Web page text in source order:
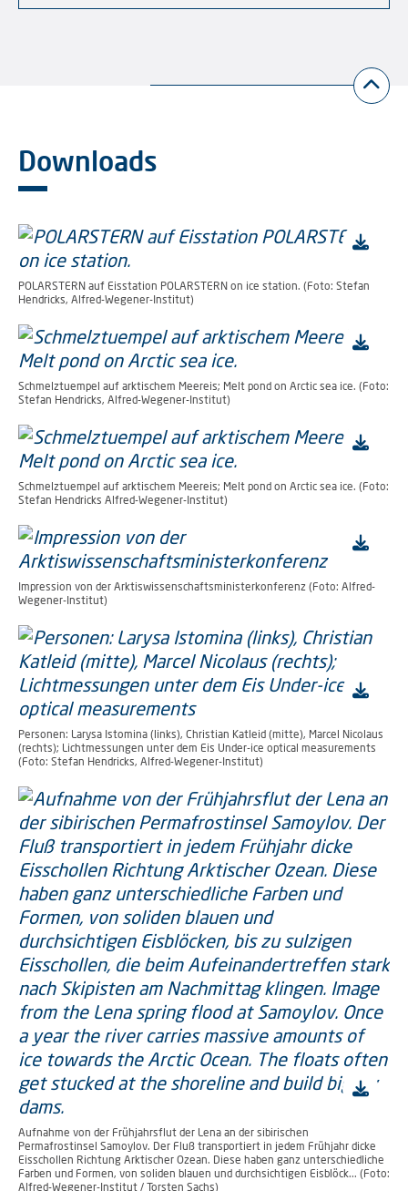
Downloads
POLARSTERN auf Eisstation POLARSTERN on ice station. (Foto: Stefan
Hendricks, Alfred-Wegener-Institut)
Schmelztuempel auf arktischem Meereis; Melt pond on Arctic sea ice. (Foto:
Stefan Hendricks, Alfred-Wegener-Institut)
Schmelztuempel auf arktischem Meereis; Melt pond on Arctic sea ice. (Foto:
Stefan Hendricks Alfred-Wegener-Institut)
Impression von der Arktiswissenschaftsministerkonferenz (Foto: Alfred-
Wegener-Institut)
Personen: Larysa Istomina (links), Christian Katleid (mitte), Marcel Nicolaus
(rechts); Lichtmessungen unter dem Eis Under-ice optical measurements
(Foto: Stefan Hendricks, Alfred-Wegener-Institut)
Aufnahme von der Frühjahrsflut der Lena an der sibirischen
Permafrostinsel Samoylov. Der Fluß transportiert in jedem Frühjahr dicke
Eisschollen Richtung Arktischer Ozean. Diese haben ganz unterschiedliche
Farben und Formen, von soliden blauen und durchsichtigen Eisblöck... (Foto:
Alfred-Wegener-Institut / Torsten Sachs)